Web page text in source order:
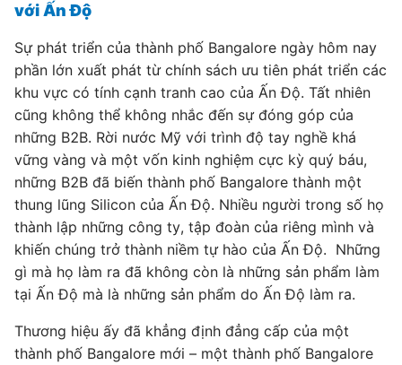
với Ấn Độ
Sự phát triển của thành phố Bangalore ngày hôm nay
phần lớn xuất phát từ chính sách ưu tiên phát triển các
khu vực có tính cạnh tranh cao của Ấn Độ. Tất nhiên
cũng không thể không nhắc đến sự đóng góp của
những B2B. Rời nước Mỹ với trình độ tay nghề khá
vững vàng và một vốn kinh nghiệm cực kỳ quý báu,
những B2B đã biến thành phố Bangalore thành một
thung lũng Silicon của Ấn Độ. Nhiều người trong số họ
thành lập những công ty, tập đoàn của riêng mình và
khiến chúng trở thành niềm tự hào của Ấn Độ. Những
gì mà họ làm ra đã không còn là những sản phẩm làm
tại Ấn Độ mà là những sản phẩm do Ấn Độ làm ra.
Thương hiệu ấy đã khẳng định đẳng cấp của một
thành phố Bangalore mới – một thành phố Bangalore